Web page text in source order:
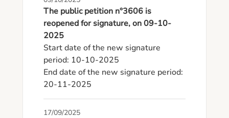
The public petition n°3606 is
reopened for signature, on 09-10-
2025
Start date of the new signature
period: 10-10-2025
End date of the new signature period:
20-11-2025
17/09/2025